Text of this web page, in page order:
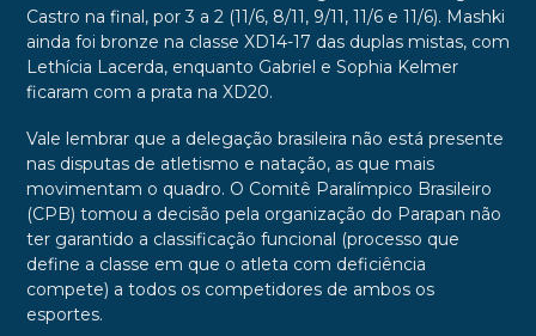
Castro na final, por 3 a 2 (11/6, 8/11, 9/11, 11/6 e 11/6). Mashki
ainda foi bronze na classe XD14-17 das duplas mistas, com
Lethícia Lacerda, enquanto Gabriel e Sophia Kelmer
ficaram com a prata na XD20.
Vale lembrar que a delegação brasileira não está presente
nas disputas de atletismo e natação, as que mais
movimentam o quadro. O Comitê Paralímpico Brasileiro
(CPB) tomou a decisão pela organização do Parapan não
ter garantido a classificação funcional (processo que
define a classe em que o atleta com deficiência
compete) a todos os competidores de ambos os
esportes.